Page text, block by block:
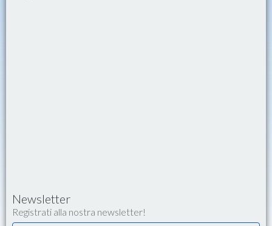
Newsletter
Registrati alla nostra newsletter!